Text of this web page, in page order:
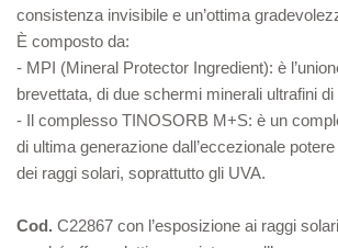
consistenza invisibile e un’ottima
È composto da:
- MPI (Mineral Protector Ingredient): è
brevettata, di due schermi minerali ultrafini di
- Il complesso TINOSORB M+S: è un
di ultima generazione dall’eccezionale
dei raggi solari, soprattutto gli UVA.
Cod. C22867 con l’esposizione ai raggi